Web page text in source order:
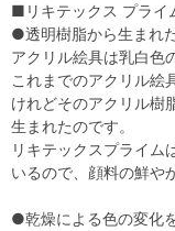
■リキテックス プライ
●透明樹脂から生まれ
アクリル絵具は乳白色
これまでのアクリル絵
けれどそのアクリル樹
生まれたのです。
リキテックスプライム
いるので、顔料の鮮や
●乾燥による色の変化